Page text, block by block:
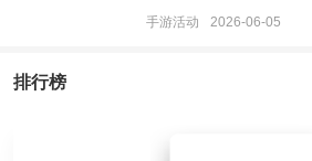
手游活动 2026-06-05
排行榜